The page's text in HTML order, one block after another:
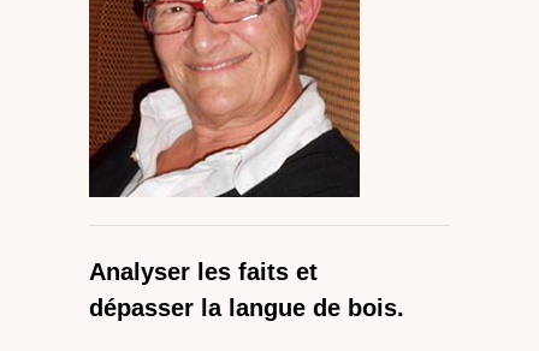
Analyser les faits et
dépasser la langue de bois.